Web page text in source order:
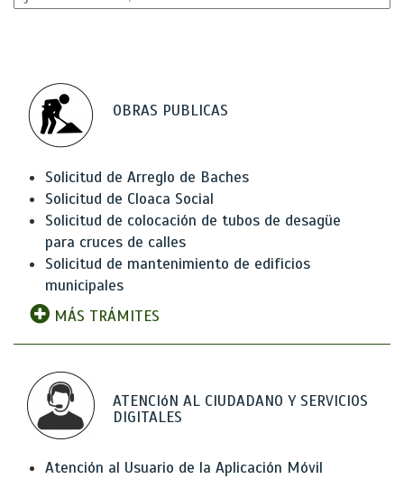
OBRAS PUBLICAS
Solicitud de Arreglo de Baches
Solicitud de Cloaca Social
Solicitud de colocación de tubos de desagüe
para cruces de calles
Solicitud de mantenimiento de edificios
municipales
MÁS TRÁMITES
ATENCIóN AL CIUDADANO Y SERVICIOS
DIGITALES
Atención al Usuario de la Aplicación Móvil